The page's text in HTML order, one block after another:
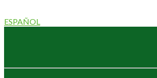
ESPAÑOL